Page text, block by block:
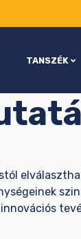
TANSZÉK